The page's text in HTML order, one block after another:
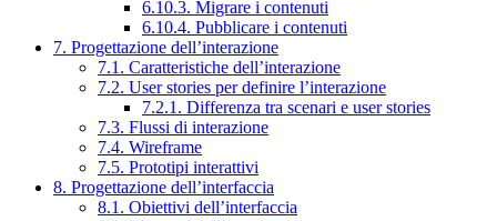
6.10.3. Migrare i contenuti
6.10.4. Pubblicare i contenuti
7. Progettazione dell’interazione
7.1. Caratteristiche dell’interazione
7.2. User stories per definire l’interazione
7.2.1. Differenza tra scenari e user stories
7.3. Flussi di interazione
7.4. Wireframe
7.5. Prototipi interattivi
8. Progettazione dell’interfaccia
8.1. Obiettivi dell’interfaccia